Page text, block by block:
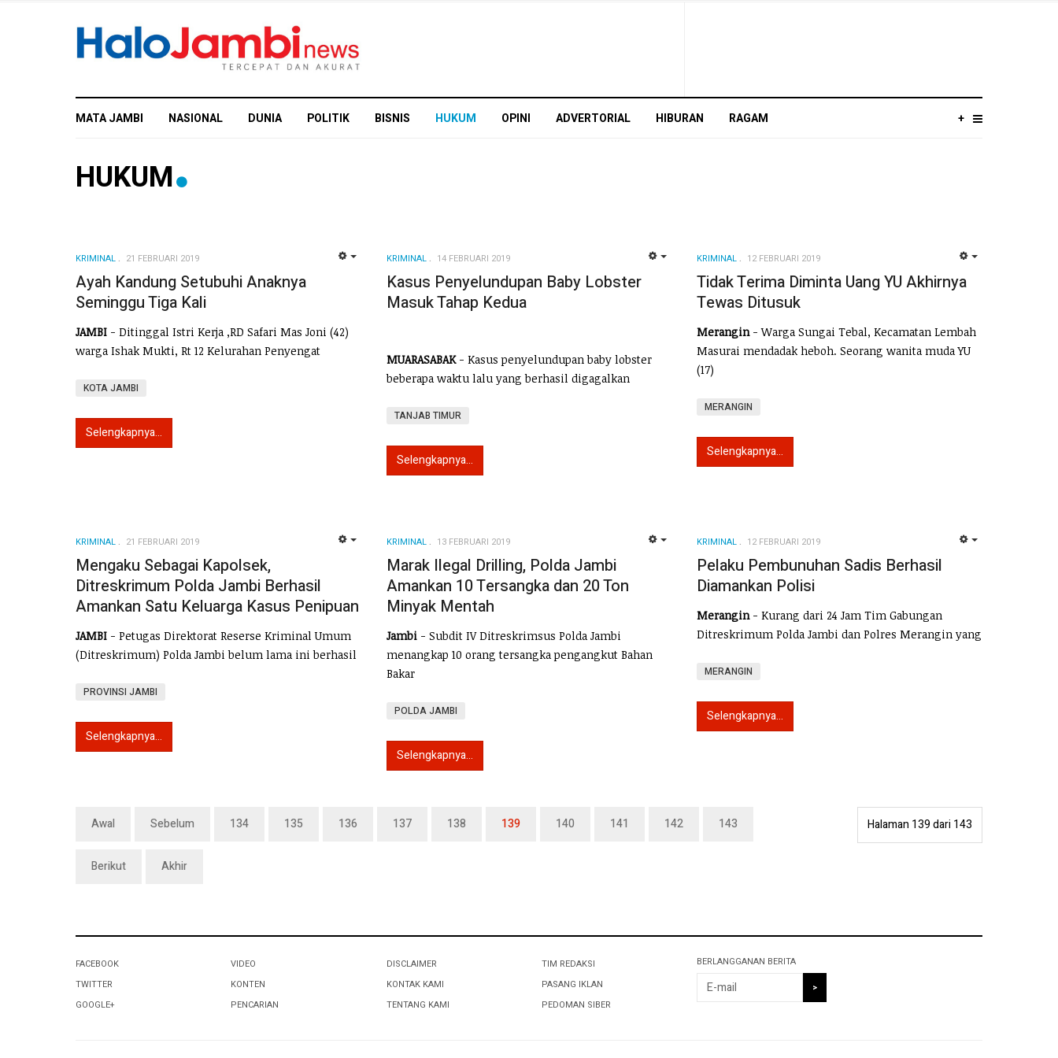
MATA JAMBI NASIONAL DUNIA POLITIK BISNIS HUKUM OPINI ADVERTORIAL HIBURAN RAGAM +
HUKUM
KRIMINAL 21 FEBRUARI 2019
Ayah Kandung Setubuhi Anaknya
Seminggu Tiga Kali
JAMBI - Ditinggal Istri Kerja ,RD Safari Mas Joni (42)
warga Ishak Mukti, Rt 12 Kelurahan Penyengat
KOTA JAMBI
Selengkapnya...
KRIMINAL 14 FEBRUARI 2019
Kasus Penyelundupan Baby Lobster
Masuk Tahap Kedua
MUARASABAK- Kasus penyelundupan baby lobster
beberapa waktu lalu yang berhasil digagalkan
TANJAB TIMUR
Selengkapnya...
KRIMINAL 12 FEBRUARI 2019
Tidak Terima Diminta Uang YU Akhirnya
Tewas Ditusuk
Merangin- Warga Sungai Tebal, Kecamatan Lembah
Masurai mendadak heboh. Seorang wanita muda YU
(17)
MERANGIN
Selengkapnya...
KRIMINAL 21 FEBRUARI 2019
Mengaku Sebagai Kapolsek,
Ditreskrimum Polda Jambi Berhasil
Amankan Satu Keluarga Kasus Penipuan
JAMBI - Petugas Direktorat Reserse Kriminal Umum
(Ditreskrimum) Polda Jambi belum lama ini berhasil
PROVINSI JAMBI
Selengkapnya...
KRIMINAL 13 FEBRUARI 2019
Marak Ilegal Drilling, Polda Jambi
Amankan 10 Tersangka dan 20 Ton
Minyak Mentah
Jambi- Subdit IV Ditreskrimsus Polda Jambi
menangkap 10 orang tersangka pengangkut Bahan
Bakar
POLDA JAMBI
Selengkapnya...
KRIMINAL 12 FEBRUARI 2019
Pelaku Pembunuhan Sadis Berhasil
Diamankan Polisi
Merangin- Kurang dari 24 Jam Tim Gabungan
Ditreskrimum Polda Jambi dan Polres Merangin yang
MERANGIN
Selengkapnya...
Halaman 139 dari 143
Awal Sebelum 134 135 136 137 138 139 140 141 142 143
Berikut Akhir
FACEBOOK
TWITTER
GOOGLE+
VIDEO
KONTEN
PENCARIAN
DISCLAIMER
KONTAK KAMI
TENTANG KAMI
TIM REDAKSI
PASANG IKLAN
PEDOMAN SIBER
BERLANGGANAN BERITA